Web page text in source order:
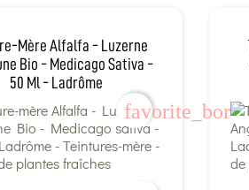
Mère Alfalfa - Luzerne
Bio - Medicago Sativa -
50 Ml - Ladrôme